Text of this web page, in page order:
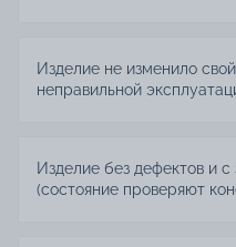
Изделие не изменило
неправильной
Изделие без дефектов и с
(состояние проверяют